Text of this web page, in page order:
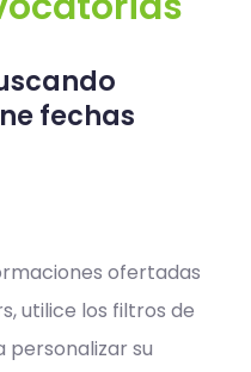
fechas
ofertadas
utilice los filtros de
personalizar su